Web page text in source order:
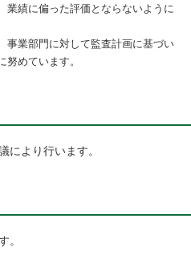
業績に偏った評価とならないように
事業部門に対して監査計画に基づい
めています。
により行います。
。